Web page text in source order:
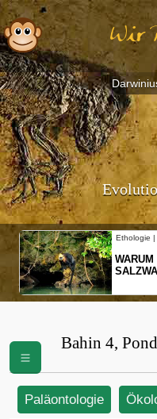
Wir
Ethologie |
WARUM
Bahin 4,
Paläontologie